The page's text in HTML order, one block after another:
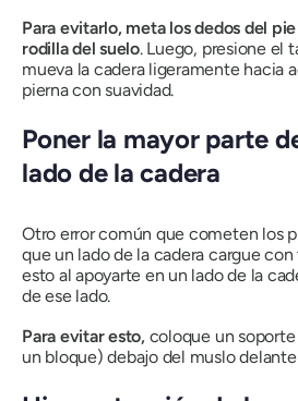
Para evitarlo, meta los dedos del
rodilla del suelo. Luego, presione el
mueva la cadera ligeramente hacia
pierna con suavidad.
Poner la mayor parte
lado de la cadera
Otro error común que cometen los
que un lado de la cadera cargue
esto al apoyarte en un lado de la
de ese lado.
Para evitar esto, coloque un
un bloque) debajo del muslo